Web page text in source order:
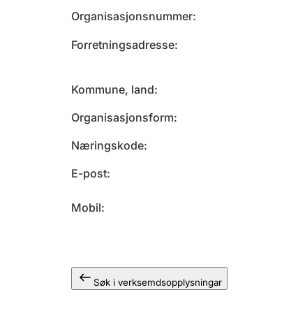
Organisasjonsnummer
Forretningsadresse
Kommune, land
Organisasjonsform
Næringskode
E-post
Mobil
Søk i verksemdsopplysningar